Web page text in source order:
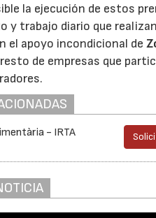
la ejecución de estos
y trabajo diario que
el apoyo incondicional de
de empresas que
- IRTA